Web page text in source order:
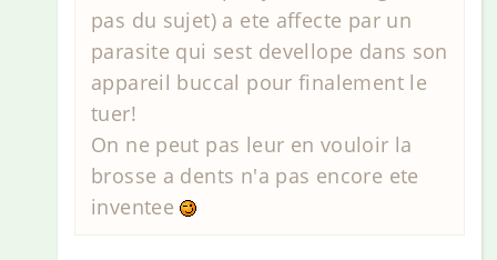
pas du sujet) a ete affecte par un
parasite qui sest devellope dans son
appareil buccal pour finalement le
tuer!
On ne peut pas leur en vouloir la
brosse a dents n'a pas encore ete
inventee